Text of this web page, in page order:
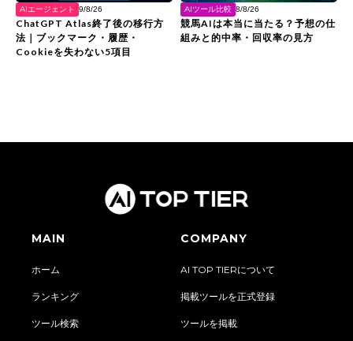
AIエージェント 9/8/26
ChatGPT Atlas終了後の移行方
法｜ブックマーク・履歴・
Cookieを失わない5項目
AIツール比較 8/8/26
競馬AIは本当に当たる？予想の仕
組みと的中率・回収率の見方
MAIN
ホーム
ランキング
ツール検索
COMPANY
AI TOP TIERについて
掲載ツールを正式登録
ツールを掲載